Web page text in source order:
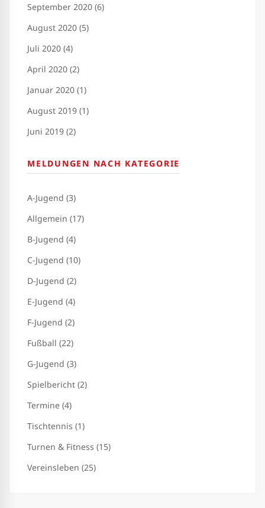
September 2020 (6)
August 2020 (5)
Juli 2020 (4)
April 2020 (2)
Januar 2020 (1)
August 2019 (1)
Juni 2019 (2)
MELDUNGEN NACH KATEGORIE
A-Jugend (3)
Allgemein (17)
B-Jugend (4)
C-Jugend (10)
D-Jugend (2)
E-Jugend (4)
F-Jugend (2)
Fußball (22)
G-Jugend (3)
Spielbericht (2)
Termine (4)
Tischtennis (1)
Turnen & Fitness (15)
Vereinsleben (25)